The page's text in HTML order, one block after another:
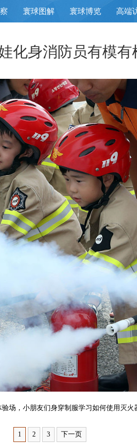
寰球图解 寰球博览 高端
化身消防员有模有
，小朋友们身穿制服学习如何使用灭火
1 2 3 下一页